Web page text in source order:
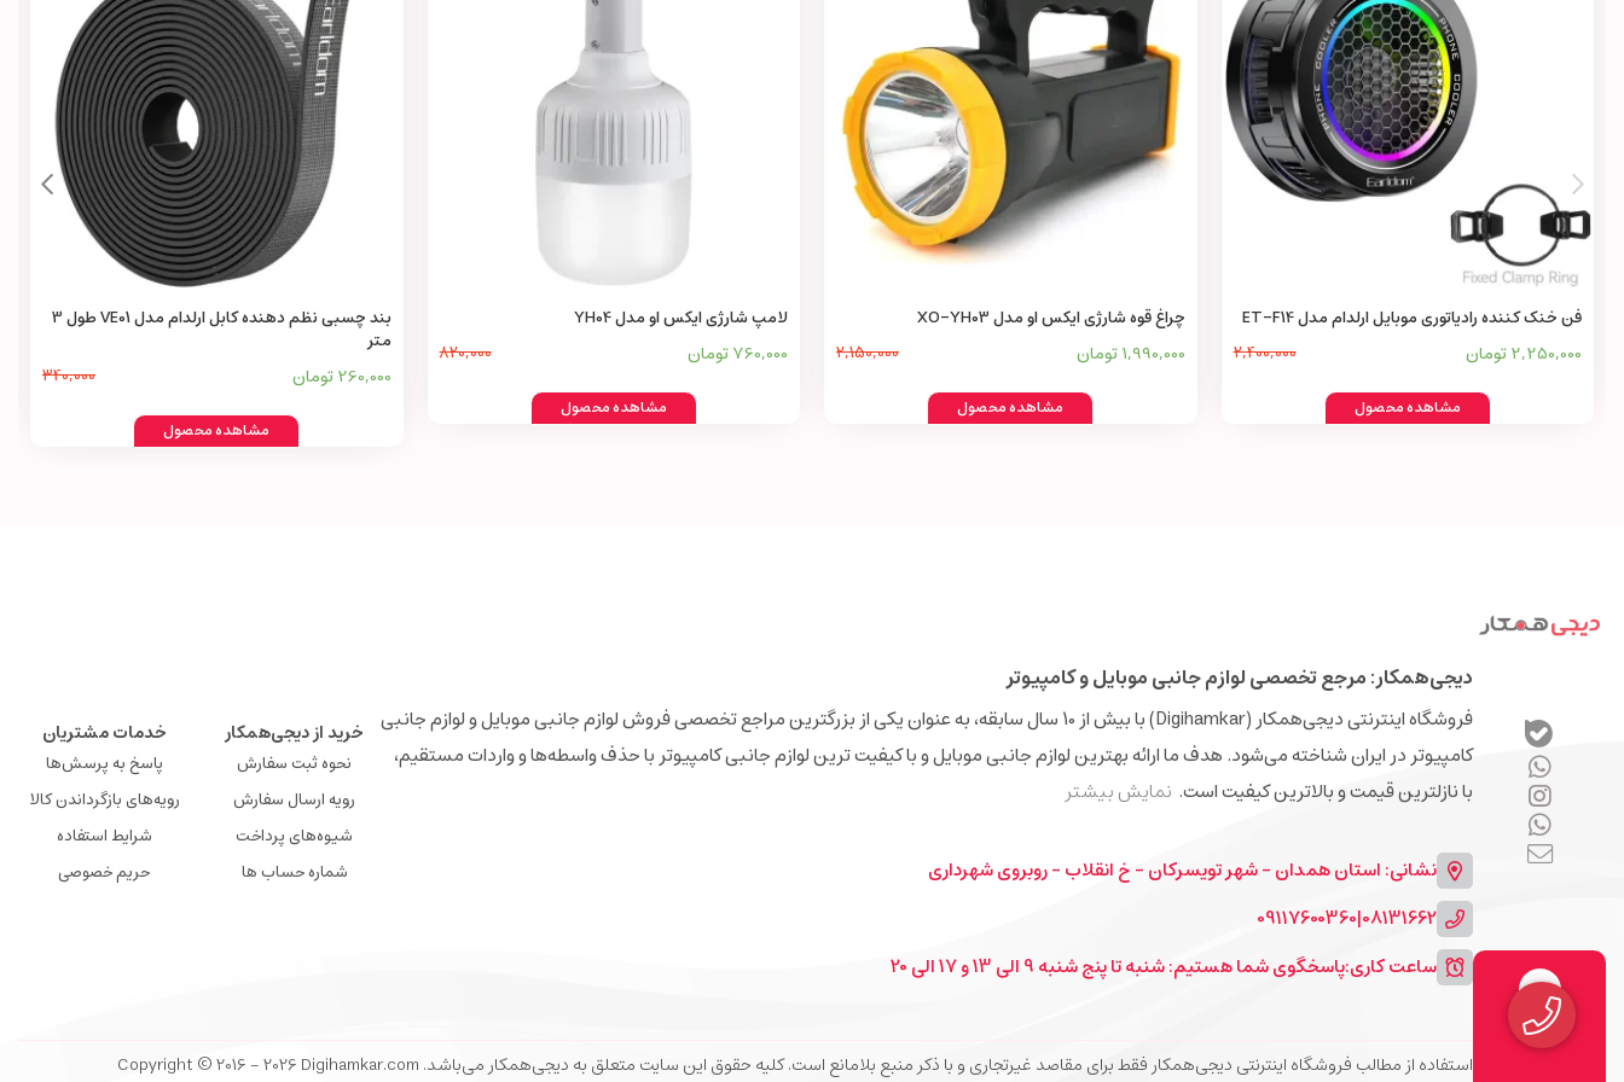
فن خنک کننده رادیاتوری موبایل ارلدام مدل ET-F14
2,250,000 تومان 2,400,000
مشاهده محصول
چراغ قوه شارژی ایکس او مدل XO-YH03
1,990,000 تومان 2,150,000
مشاهده محصول
لامپ شارژی ایکس او مدل YH04
760,000 تومان 820,000
مشاهده محصول
بند چسبی نظم دهنده کابل ارلدام مدل VE01 طول 3
متر
260,000 تومان 340,000
مشاهده محصول
دیجی‌همکار: مرجع تخصصی لوازم جانبی موبایل و کامپیوتر
فروشگاه اینترنتی دیجی‌همکار (Digihamkar) با بیش از 10 سال سابقه، به عنوان یکی از بزرگترین مراجع تخصصی فروش لوازم جانبی موبایل و لوازم جانبی
کامپیوتر در ایران شناخته می‌شود. هدف ما ارائه بهترین لوازم جانبی موبایل و با کیفیت ترین لوازم جانبی کامپیوتر با حذف واسطه‌ها و واردات مستقیم،
با نازلترین قیمت و بالاترین کیفیت است. نمایش بیشتر
نشانی: استان همدان - شهر تویسرکان - خ انقلاب - روبروی شهرداری
08131662
|
09117600360
ساعت کاری:پاسخگوی شما هستیم: شنبه تا پنج شنبه 9 الی 13 و 17 الی 20
خرید از دیجی‌همکار
نحوه ثبت سفارش
رویه ارسال سفارش
شیوه‌های پرداخت
شماره حساب ها
خدمات مشتریان
پاسخ به پرسش‌ها
رویه‌های بازگرداندن کالا
شرایط استفاده
حریم خصوصی
استفاده از مطالب فروشگاه اینترنتی دیجی‌همکار فقط برای مقاصد غیرتجاری و با ذکر منبع بلامانع است. کلیه حقوق این سایت متعلق به دیجی‌همکار می‌باشد. Copyright © 2016 - 2026 Digihamkar.com